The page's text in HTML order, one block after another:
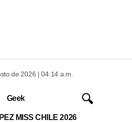
de 2026 | 04:14 a.m.
Geek
MISS CHILE 2026